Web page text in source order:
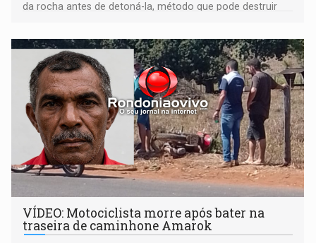
da rocha antes de detoná-la, método que pode destruir
VÍDEO: Motociclista morre após bater na
traseira de caminhone Amarok